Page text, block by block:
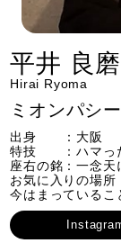
平井 良磨
Hirai Ryoma
ミオンパシ
出身 ：大阪
特技 ：ハマった
座右の銘：一念天
お気に入りの場
今はまっている